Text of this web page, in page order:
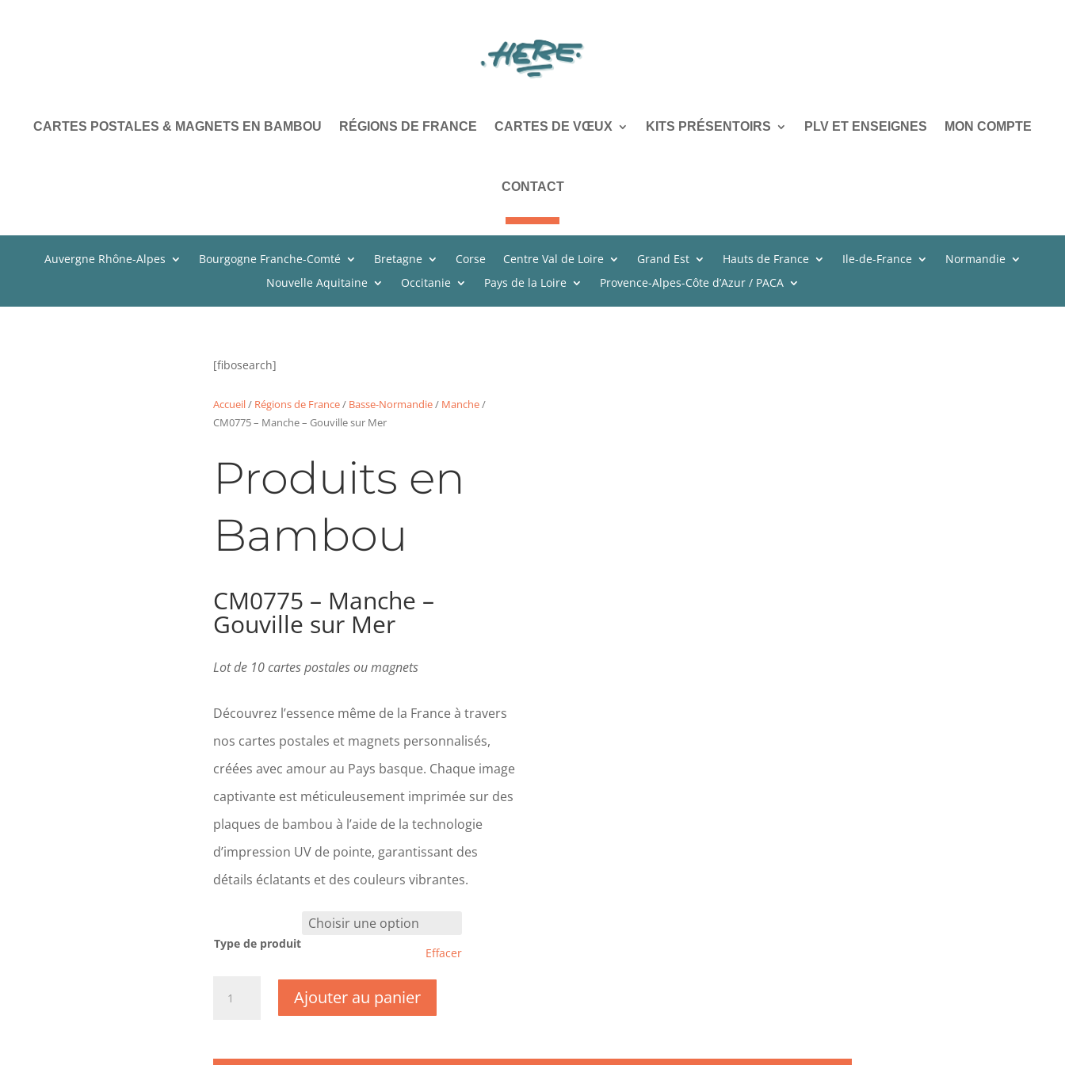
CARTES POSTALES & MAGNETS EN BAMBOU RÉGIONS DE FRANCE CARTES DE VŒUX KITS PRÉSENTOIRS PLV ET ENSEIGNES MON COMPTE
CONTACT
Auvergne Rhône-Alpes Bourgogne Franche-Comté Bretagne Corse Centre Val de Loire Grand Est Hauts de France Ile-de-France
Normandie
Nouvelle Aquitaine
Occitanie Pays de la Loire Provence-Alpes-Côte d’Azur / PACA
[fibosearch]
Accueil/ Régions de France/ Basse-Normandie/ Manche/
CM0775 – Manche – Gouville sur Mer
Produits en
Bambou
CM0775 – Manche –
Gouville sur Mer
Lot de 10 cartes postales ou magnets
Découvrez l’essence même de la France à travers
nos cartes postales et magnets personnalisés,
créées avec amour au Pays basque. Chaque image
captivante est méticuleusement imprimée sur des
plaques de bambou à l’aide de la technologie
d’impression UV de pointe, garantissant des
détails éclatants et des couleurs vibrantes.
Type de produit
Effacer
Manche
Ajouter au panier